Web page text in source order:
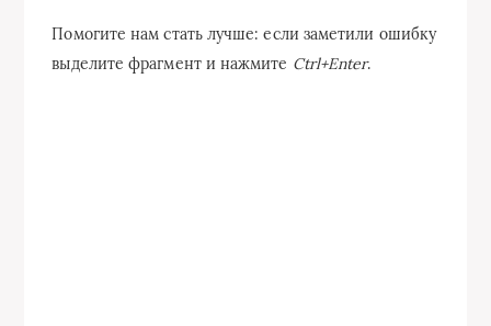
Помогите нам стать лучше: если заметили ошибку
выделите фрагмент и нажмите Ctrl+Enter.